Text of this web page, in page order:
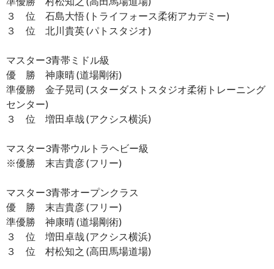
３ 位 石島大悟 (トライフォース柔術アカデミー)
３ 位 北川貴英 (パトスタジオ)
マスター3青帯ミドル級
優 勝 神康晴 (道場剛術)
準優勝 金子晃司 (スターダストスタジオ柔術トレーニング
センター)
３ 位 増田卓哉 (アクシス横浜)
マスター3青帯ウルトラヘビー級
※優勝 末吉貴彦 (フリー)
マスター3青帯オープンクラス
優 勝 末吉貴彦 (フリー)
準優勝 神康晴 (道場剛術)
３ 位 増田卓哉 (アクシス横浜)
３ 位 村松知之 (高田馬場道場)